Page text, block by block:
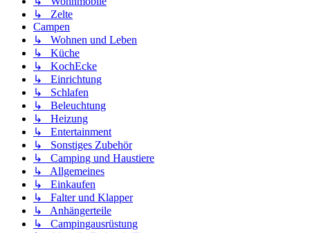
↳ Zelte
Campen
↳ Wohnen und Leben
↳ Küche
↳ KochEcke
↳ Einrichtung
↳ Schlafen
↳ Beleuchtung
↳ Heizung
↳ Entertainment
↳ Sonstiges Zubehör
↳ Camping und Haustiere
↳ Allgemeines
↳ Einkaufen
↳ Falter und Klapper
↳ Anhängerteile
↳ Campingausrüstung